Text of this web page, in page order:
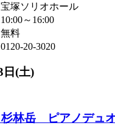
宝塚ソリオホール
10:00～16:00
無料
0120-20-3020
日(土)
林岳 ピアノデュ